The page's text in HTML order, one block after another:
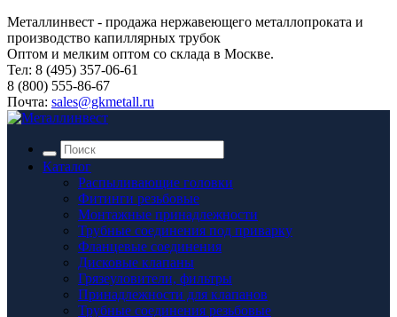
Металлинвест - продажа нержавеющего металлопроката и
производство капиллярных трубок
Оптом и мелким оптом со склада в Москве.
Тел: 8 (495) 357-06-61
8 (800) 555-86-67
Почта: sales@gkmetall.ru
Каталог
Распыливающие головки
Фитинги резьбовые
Монтажные принадлежности
Трубные соединения под приварку
Фланцевые соединения
Дисковые клапаны
Грязеуловители, фильтры
Принадлежности для клапанов
Трубные соединения резьбовые